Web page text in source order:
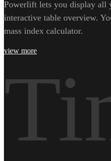
Powerlift lets you display all
interactive table overview.
mass index calculator.
view more